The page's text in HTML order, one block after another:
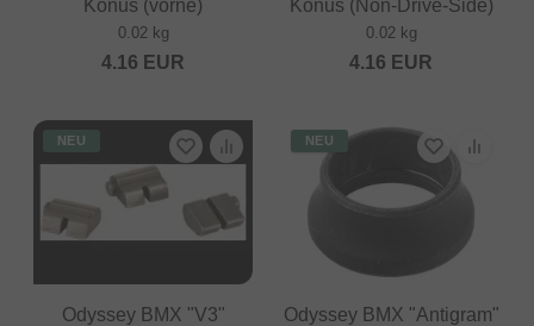
Konus (vorne)
0.02 kg
4.16 EUR
Konus (Non-Drive-Side)
0.02 kg
4.16 EUR
NEU
Odyssey BMX "V3"
NEU
Odyssey BMX "Antigram"